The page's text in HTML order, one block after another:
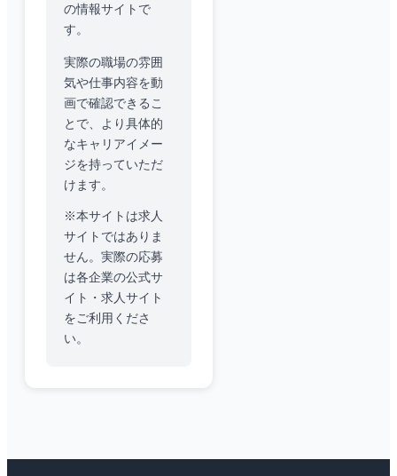
の情報サイトで
す。
実際の職場の雰囲
気や仕事内容を動
画で確認できるこ
とで、より具体的
なキャリアイメー
ジを持っていただ
けます。
※本サイトは求人
サイトではありま
せん。実際の応募
は各企業の公式サ
イト・求人サイト
をご利用くださ
い。